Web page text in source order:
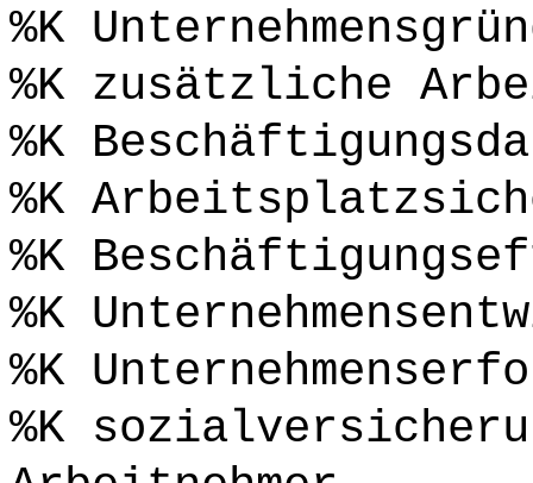
%K
%K zusätzliche
%K
%K
%K
%K
%K
%K